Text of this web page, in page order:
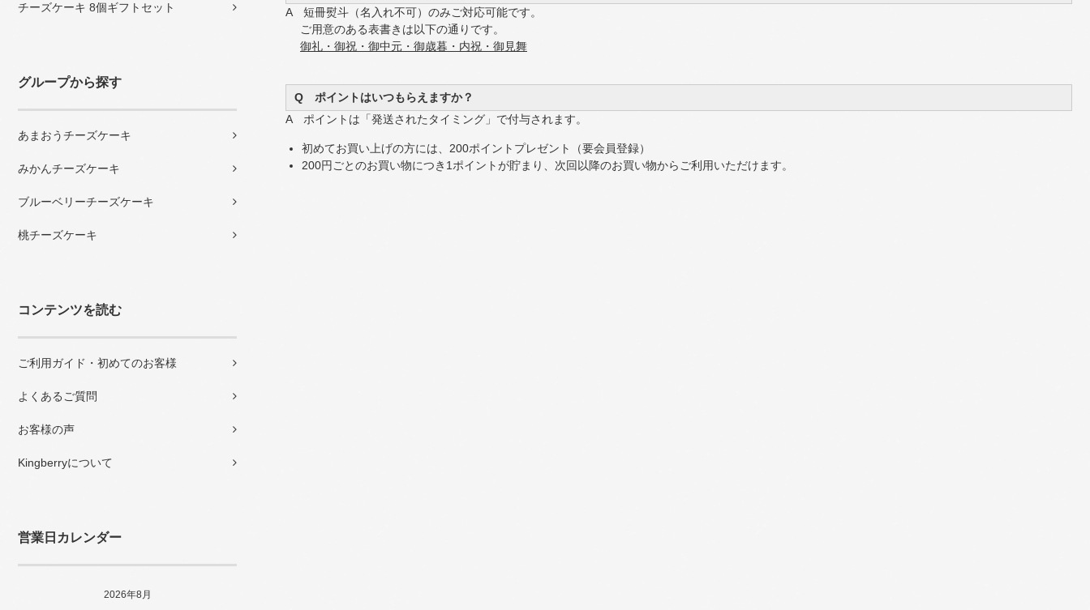
チーズケーキ 8個ギフトセット
グループから探す
あまおうチーズケーキ
みかんチーズケーキ
ブルーベリーチーズケーキ
桃チーズケーキ
コンテンツを読む
ご利用ガイド・初めてのお客様
よくあるご質問
お客様の声
Kingberryについて
営業日カレンダー
2026年8月
A 短冊熨斗（名入れ不可）のみご対応可能です。
ご用意のある表書きは以下の通りです。
御礼・御祝・御中元・御歳暮・内祝・御見舞
Q ポイントはいつもらえますか？
A ポイントは「発送されたタイミング」で付与されます。
初めてお買い上げの方には、200ポイントプレゼント（要会員登録）
200円ごとのお買い物につき1ポイントが貯まり、次回以降のお買い物からご利用いただけます。